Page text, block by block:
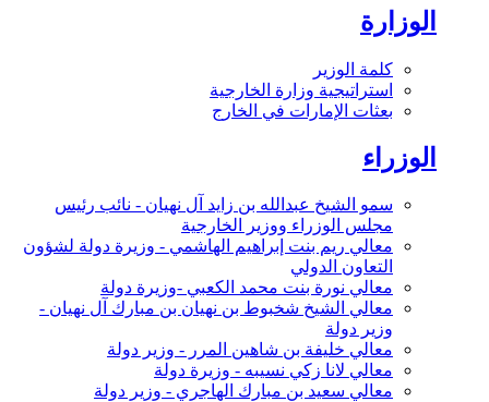
الوزارة
كلمة الوزير
استراتيجية وزارة الخارجية
بعثات الإمارات في الخارج
الوزراء
سمو الشيخ عبدالله بن زايد آل نهيان - نائب رئيس
مجلس الوزراء ووزير الخارجية
معالي ريم بنت إبراهيم الهاشمي - وزيرة دولة لشؤون
التعاون الدولي
معالي نورة بنت محمد الكعبي -وزيرة دولة
معالي الشيخ شخبوط بن نهيان بن مبارك آل نهيان -
وزير دولة
معالي خليفة بن شاهين المرر - وزير دولة
معالي لانا زكي نسيبه - وزيرة دولة
معالي سعيد بن مبارك الهاجري - وزير دولة